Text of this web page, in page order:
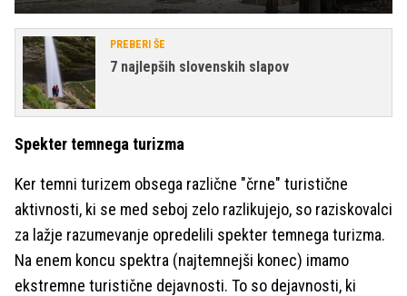
PREBERI ŠE
7 najlepših slovenskih slapov
Spekter temnega turizma
Ker temni turizem obsega različne "črne" turistične
aktivnosti, ki se med seboj zelo razlikujejo, so raziskovalci
za lažje razumevanje opredelili spekter temnega turizma.
Na enem koncu spektra (najtemnejši konec) imamo
ekstremne turistične dejavnosti. To so dejavnosti, ki